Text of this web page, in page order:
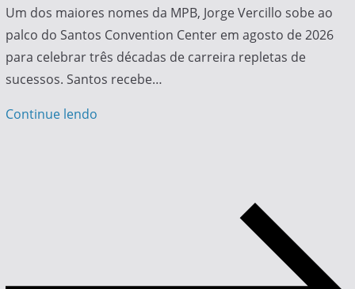
Um dos maiores nomes da MPB, Jorge Vercillo sobe ao
palco do Santos Convention Center em agosto de 2026
para celebrar três décadas de carreira repletas de
sucessos. Santos recebe…
Continue lendo